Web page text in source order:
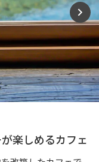
楽しめるカフェ